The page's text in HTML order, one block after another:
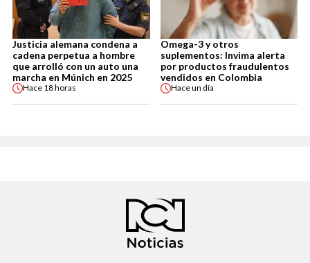
Justicia alemana condena a
cadena perpetua a hombre
que arrolló con un auto una
marcha en Múnich en 2025
Hace 18 horas
Omega-3 y otros
suplementos: Invima alerta
por productos fraudulentos
vendidos en Colombia
Haceun día